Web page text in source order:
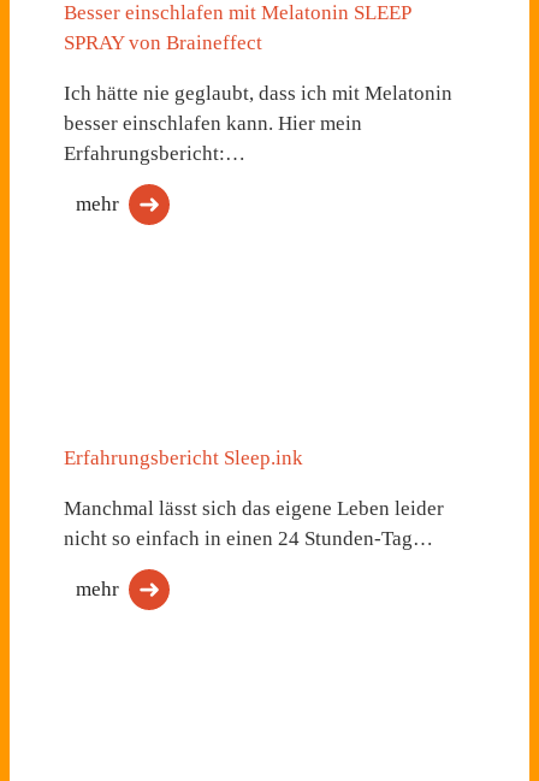
Besser einschlafen mit Melatonin SLEEP
SPRAY von Braineffect
Ich hätte nie geglaubt, dass ich mit Melatonin
besser einschlafen kann. Hier mein
Erfahrungsbericht:…
mehr
Erfahrungsbericht Sleep.ink
Manchmal lässt sich das eigene Leben leider
nicht so einfach in einen 24 Stunden-Tag…
mehr